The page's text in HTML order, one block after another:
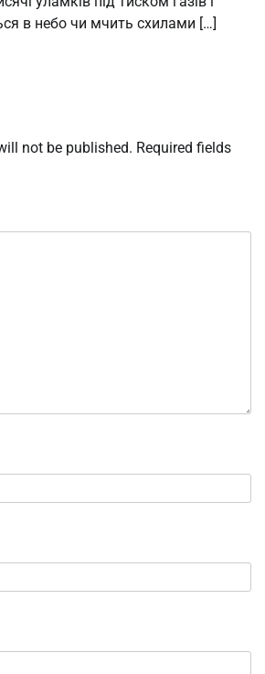
в небо чи мчить схилами […]
not be published. Required fields